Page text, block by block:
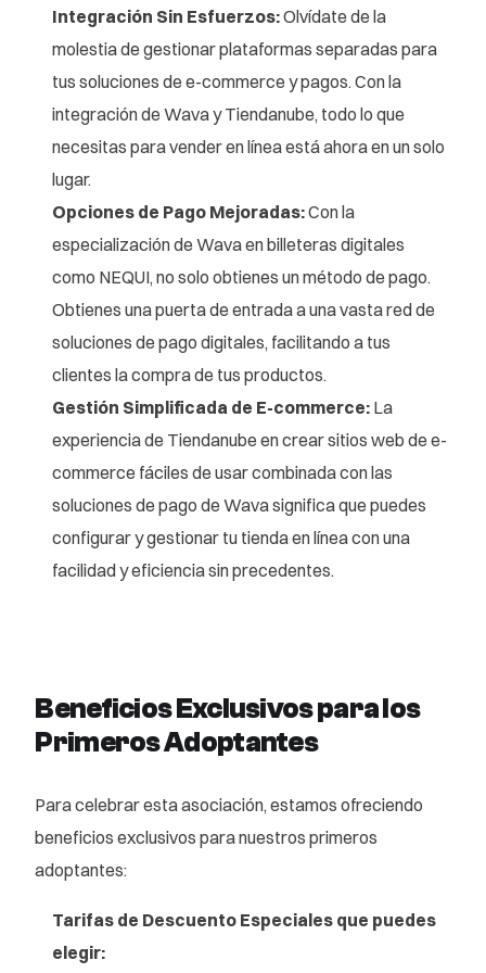
Integración Sin Esfuerzos:Olvídate de la
molestia de gestionar plataformas separadas para
tus soluciones de e-commerce y pagos. Con la
integración de Wava y Tiendanube, todo lo que
necesitas para vender en línea está ahora en un solo
lugar.
Opciones de Pago Mejoradas:Con la
especialización de Wava en billeteras digitales
como NEQUI, no solo obtienes un método de pago.
Obtienes una puerta de entrada a una vasta red de
soluciones de pago digitales, facilitando a tus
clientes la compra de tus productos.
Gestión Simplificada de E-commerce: La
experiencia de Tiendanube en crear sitios web de e-
commerce fáciles de usar combinada con las
soluciones de pago de Wava significa que puedes
configurar y gestionar tu tienda en línea con una
facilidad y eficiencia sin precedentes.
Beneficios Exclusivos para los
Primeros Adoptantes
Para celebrar esta asociación, estamos ofreciendo
beneficios exclusivos para nuestros primeros
adoptantes:
Tarifas de Descuento Especiales que puedes
elegir: